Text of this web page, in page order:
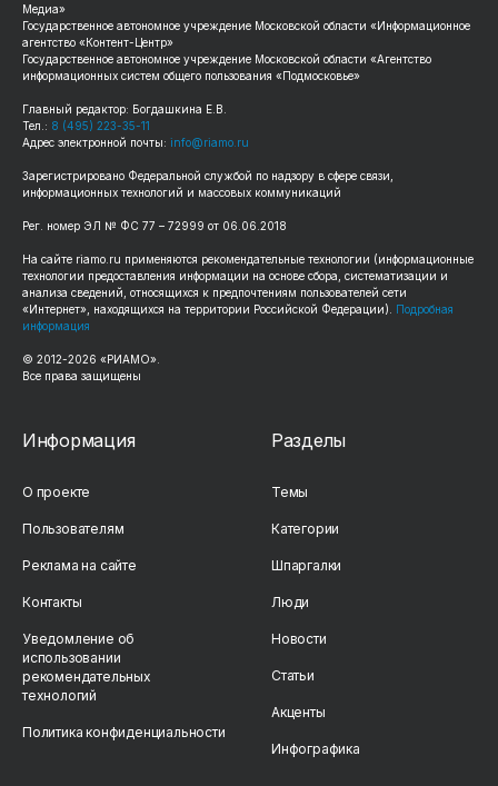
Медиа»
Государственное автономное учреждение Московской области «Информационное
агентство «Контент-Центр»
Государственное автономное учреждение Московской области «Агентство
информационных систем общего пользования «Подмосковье»
Главный редактор: Богдашкина Е.В.
Тел.: 8 (495) 223-35-11
Адрес электронной почты: info@riamo.ru
Зарегистрировано Федеральной службой по надзору в сфере связи,
информационных технологий и массовых коммуникаций
Рег. номер ЭЛ № ФС 77 – 72999 от 06.06.2018
На сайте riamo.ru применяются рекомендательные технологии (информационные
технологии предоставления информации на основе сбора, систематизации и
анализа сведений, относящихся к предпочтениям пользователей сети
«Интернет», находящихся на территории Российской Федерации). Подробная
информация
© 2012-2026 «РИАМО».
Все права защищены
Информация
О проекте
Пользователям
Реклама на сайте
Контакты
Уведомление об
использовании
рекомендательных
технологий
Политика конфиденциальности
Разделы
Темы
Категории
Шпаргалки
Люди
Новости
Статьи
Акценты
Инфографика